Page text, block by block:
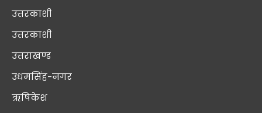
उत्तरकाशी
उत्तरकाशी
उत्तराखण्ड
उधमसिंह-नगर
ऋषिकेश